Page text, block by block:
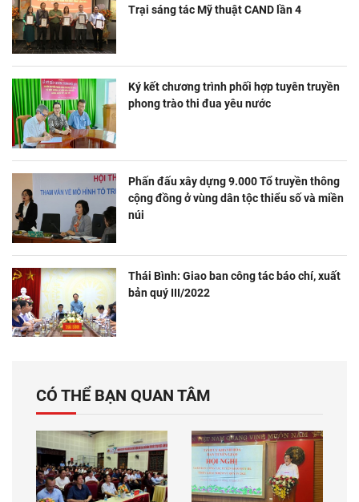
Trại sáng tác Mỹ thuật CAND lần 4
Ký kết chương trình phối hợp tuyên truyền
phong trào thi đua yêu nước
Phấn đấu xây dựng 9.000 Tổ truyền thông
cộng đồng ở vùng dân tộc thiểu số và miền
núi
Thái Bình: Giao ban công tác báo chí, xuất
bản quý III/2022
CÓ THỂ BẠN QUAN TÂM